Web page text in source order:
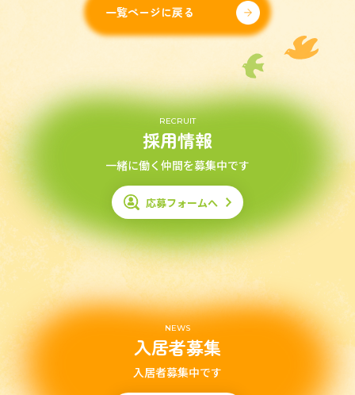
一覧ページに戻る
RECRUIT
採用情報
一緒に働く仲間を募集中です
応募フォームへ
NEWS
入居者募集
入居者募集中です